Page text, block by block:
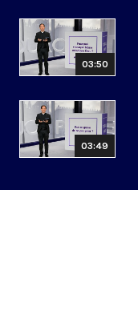
03:50
03:49